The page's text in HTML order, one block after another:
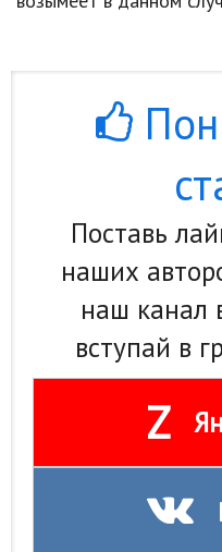
Поставь
наших
наш канал
вступай в
Z